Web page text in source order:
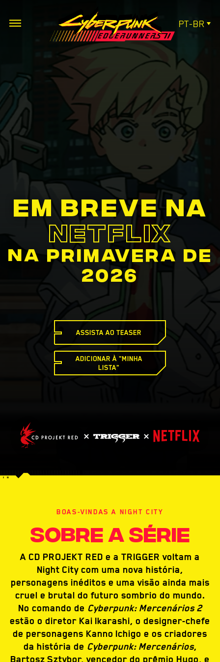
PT-BR
EM BREVE NA
NETFLIX
NA PRIMAVERA DE
2026
ASSISTA AO TEASER
ADICIONAR À "MINHA
LISTA"
BOAS-VINDAS A NIGHT CITY
SOBRE A SÉRIE
A CD PROJEKT RED e a TRIGGER voltam a
Night City com uma nova história,
personagens inéditos e uma visão ainda mais
cruel e brutal do futuro sombrio do mundo.
No comando de Cyberpunk: Mercenários 2
estão o diretor Kai Ikarashi, o designer-chefe
de personagens Kanno Ichigo e os criadores
da história de Cyberpunk: Mercenários,
Bartosz Sztybor, vencedor do prêmio Hugo, e